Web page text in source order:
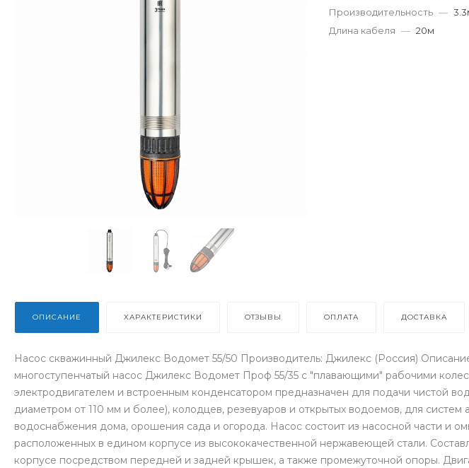
Производительность —
Длина кабеля — 20м
ОПИСАНИЕ ХАРАКТЕРИСТИКИ ОТЗЫВЫ ОПЛАТА ДОСТАВКА
Насос скважинный Джилекс Водомет 55/50 Производитель: Джилекс (Россия)
многоступенчатый насос Джилекс Водомет Проф 55/35 с "плавающими" рабочими
электродвигателем и встроенным конденсатором предназначен для подачи чистой
диаметром от 110 мм и более), колодцев, резевуаров и открытых водоемов, для систем
водоснабжения дома, орошения сада и огорода. Насос состоит из насосной части и
расположенных в едином корпусе из высококачественной нержавеющей стали.
корпусе посредством передней и задней крышек, а также промежуточной опоры.